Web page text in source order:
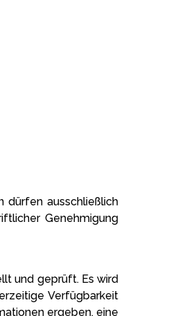
dürfen ausschließlich
Genehmigung
und geprüft. Es wird
Verfügbarkeit
ergeben, eine